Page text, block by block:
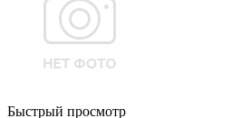
Быстрый просмотр